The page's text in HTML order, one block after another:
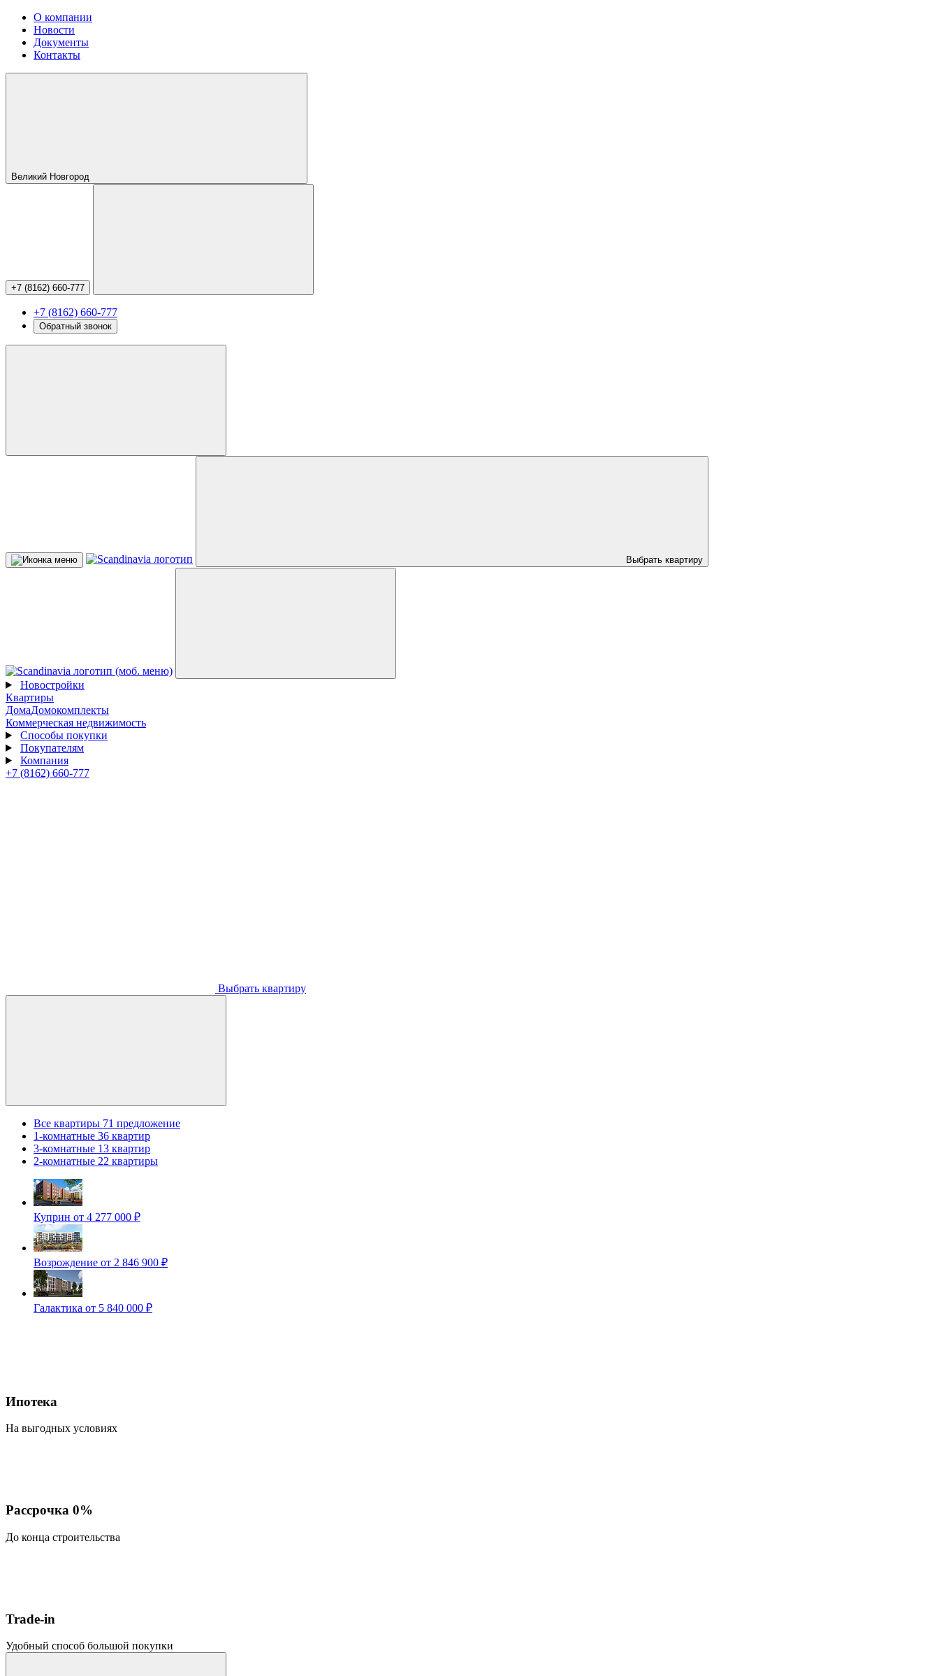
О компании
Новости
Документы
Контакты
Великий Новгород
+7 (8162) 660-777
+7 (8162) 660-777
Обратный звонок
Выбрать квартиру
Новостройки
Квартиры
ДомаДомокомплекты
Коммерческая недвижимость
Способы покупки
Покупателям
Компания
+7 (8162) 660-777
Выбрать квартиру
Все квартиры 71 предложение
1-комнатные 36 квартир
3-комнатные 13 квартир
2-комнатные 22 квартиры
Куприн от 4 277 000 ₽
Возрождение от 2 846 900 ₽
Галактика от 5 840 000 ₽
Ипотека
На выгодных условиях
Рассрочка 0%
До конца строительства
Trade-in
Удобный способ большой покупки